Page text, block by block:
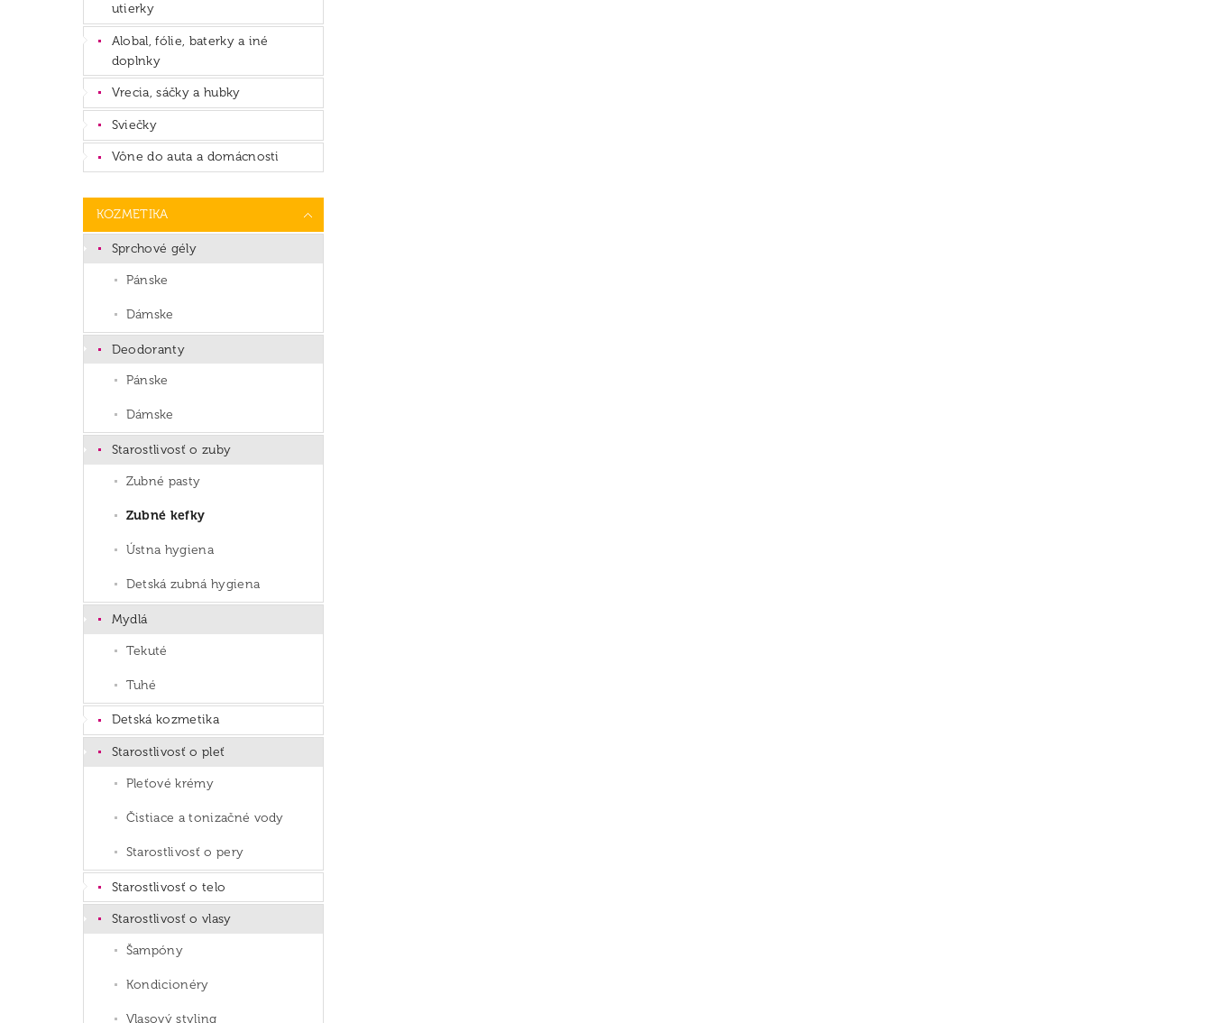
utierky
Alobal, fólie, baterky a iné
doplnky
Vrecia, sáčky a hubky
Sviečky
Vône do auta a domácnosti
KOZMETIKA
Sprchové gély
Pánske
Dámske
Deodoranty
Pánske
Dámske
Starostlivosť o zuby
Zubné pasty
Zubné kefky
Ústna hygiena
Detská zubná hygiena
Mydlá
Tekuté
Tuhé
Detská kozmetika
Starostlivosť o pleť
Pleťové krémy
Čistiace a tonizačné vody
Starostlivosť o pery
Starostlivosť o telo
Starostlivosť o vlasy
Šampóny
Kondicionéry
Vlasový styling